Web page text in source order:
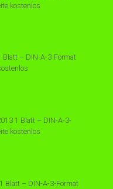
kostenlos
– DIN-A-3-Format
1 Blatt – DIN-A-3-
kostenlos
Blatt – DIN-A-3-Format